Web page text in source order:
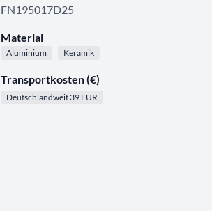
FN195017D25
Material
Aluminium Keramik
Transportkosten (€)
Deutschlandweit 39 EUR